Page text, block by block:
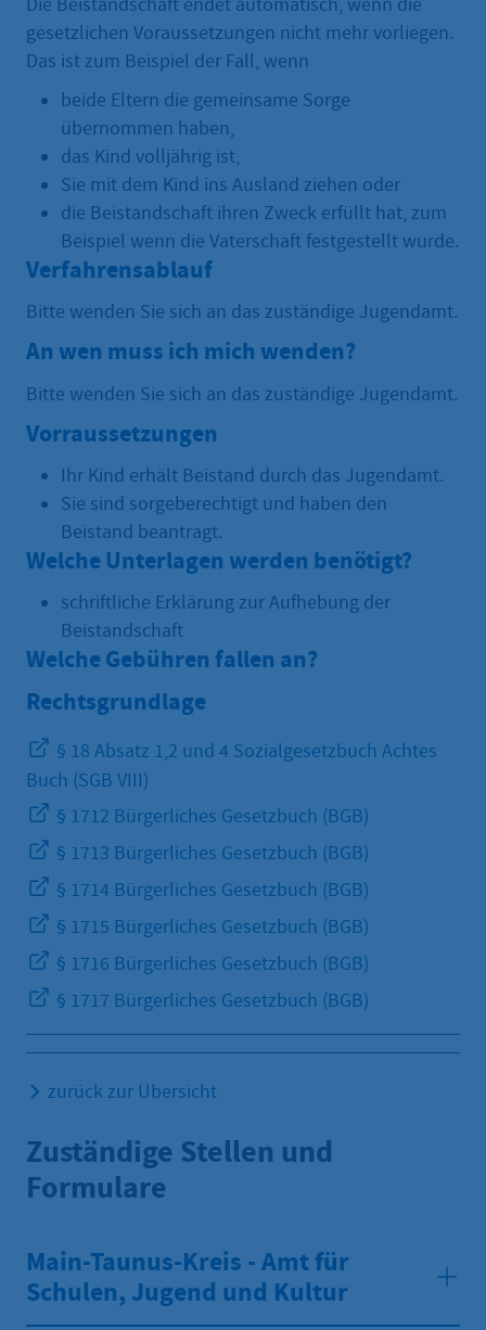
Die Beistandschaft endet automatisch, wenn die
gesetzlichen Voraussetzungen nicht mehr vorliegen.
Das ist zum Beispiel der Fall, wenn
beide Eltern die gemeinsame Sorge
übernommen haben,
das Kind volljährig ist,
Sie mit dem Kind ins Ausland ziehen oder
die Beistandschaft ihren Zweck erfüllt hat, zum
Beispiel wenn die Vaterschaft festgestellt wurde.
Verfahrensablauf
Bitte wenden Sie sich an das zuständige Jugendamt.
An wen muss ich mich wenden?
Bitte wenden Sie sich an das zuständige Jugendamt.
Vorraussetzungen
Ihr Kind erhält Beistand durch das Jugendamt.
Sie sind sorgeberechtigt und haben den
Beistand beantragt.
Welche Unterlagen werden benötigt?
schriftliche Erklärung zur Aufhebung der
Beistandschaft
Welche Gebühren fallen an?
Rechtsgrundlage
§ 18 Absatz 1,2 und 4 Sozialgesetzbuch Achtes
Buch (SGB VIII)
§ 1712 Bürgerliches Gesetzbuch (BGB)
§ 1713 Bürgerliches Gesetzbuch (BGB)
§ 1714 Bürgerliches Gesetzbuch (BGB)
§ 1715 Bürgerliches Gesetzbuch (BGB)
§ 1716 Bürgerliches Gesetzbuch (BGB)
§ 1717 Bürgerliches Gesetzbuch (BGB)
zurück zur Übersicht
Zuständige Stellen und
Formulare
Main-Taunus-Kreis - Amt für
Schulen, Jugend und Kultur